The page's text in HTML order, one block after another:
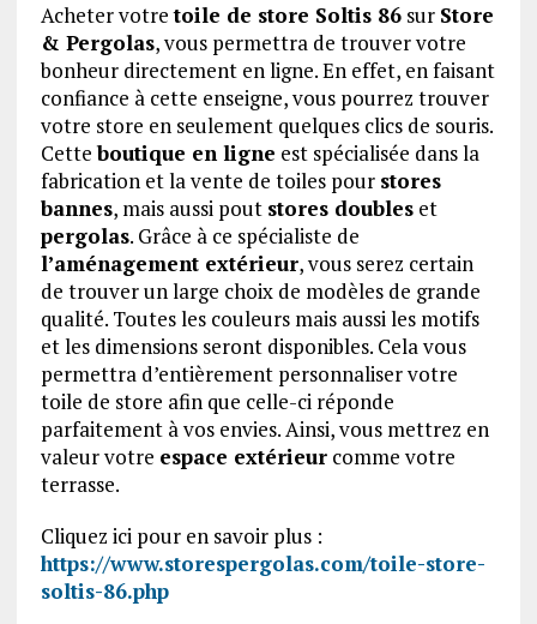
Acheter votretoile de store Soltis 86sur Store
& Pergolas, vous permettra de trouver votre
bonheur directement en ligne. En effet, en faisant
confiance à cette enseigne, vous pourrez trouver
votre store en seulement quelques clics de souris.
Cetteboutique en ligne est spécialisée dans la
fabrication et la vente de toiles pour stores
bannes, mais aussi pout stores doubleset
pergolas. Grâce à ce spécialiste de
l’aménagement extérieur, vous serez certain
de trouver un large choix de modèles de grande
qualité. Toutes les couleurs mais aussi les motifs
et les dimensions seront disponibles. Cela vous
permettra d’entièrement personnaliser votre
toile de store afin que celle-ci réponde
parfaitement à vos envies. Ainsi, vous mettrez en
valeur votre espace extérieurcomme votre
terrasse.
Cliquez ici pour en savoir plus :
https://www.storespergolas.com/toile-store-
soltis-86.php